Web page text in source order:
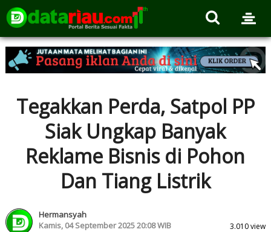
Tegakkan Perda, Satpol PP
Siak Ungkap Banyak
Reklame Bisnis di Pohon
Dan Tiang Listrik
Hermansyah
Kamis, 04 September 2025 20:08 WIB
3.010 view